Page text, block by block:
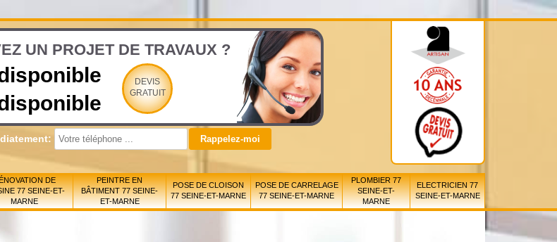
UN PROJET DE TRAVAUX ?
DEVIS
GRATUIT
DE
77 SEINE-ET-
MARNE
PEINTRE EN
BÂTIMENT 77 SEINE-
ET-MARNE
POSE DE CLOISON
77 SEINE-ET-MARNE
POSE DE CARRELAGE
77 SEINE-ET-MARNE
PLOMBIER 77
SEINE-ET-
MARNE
ELECTRICIEN 77
SEINE-ET-MARNE